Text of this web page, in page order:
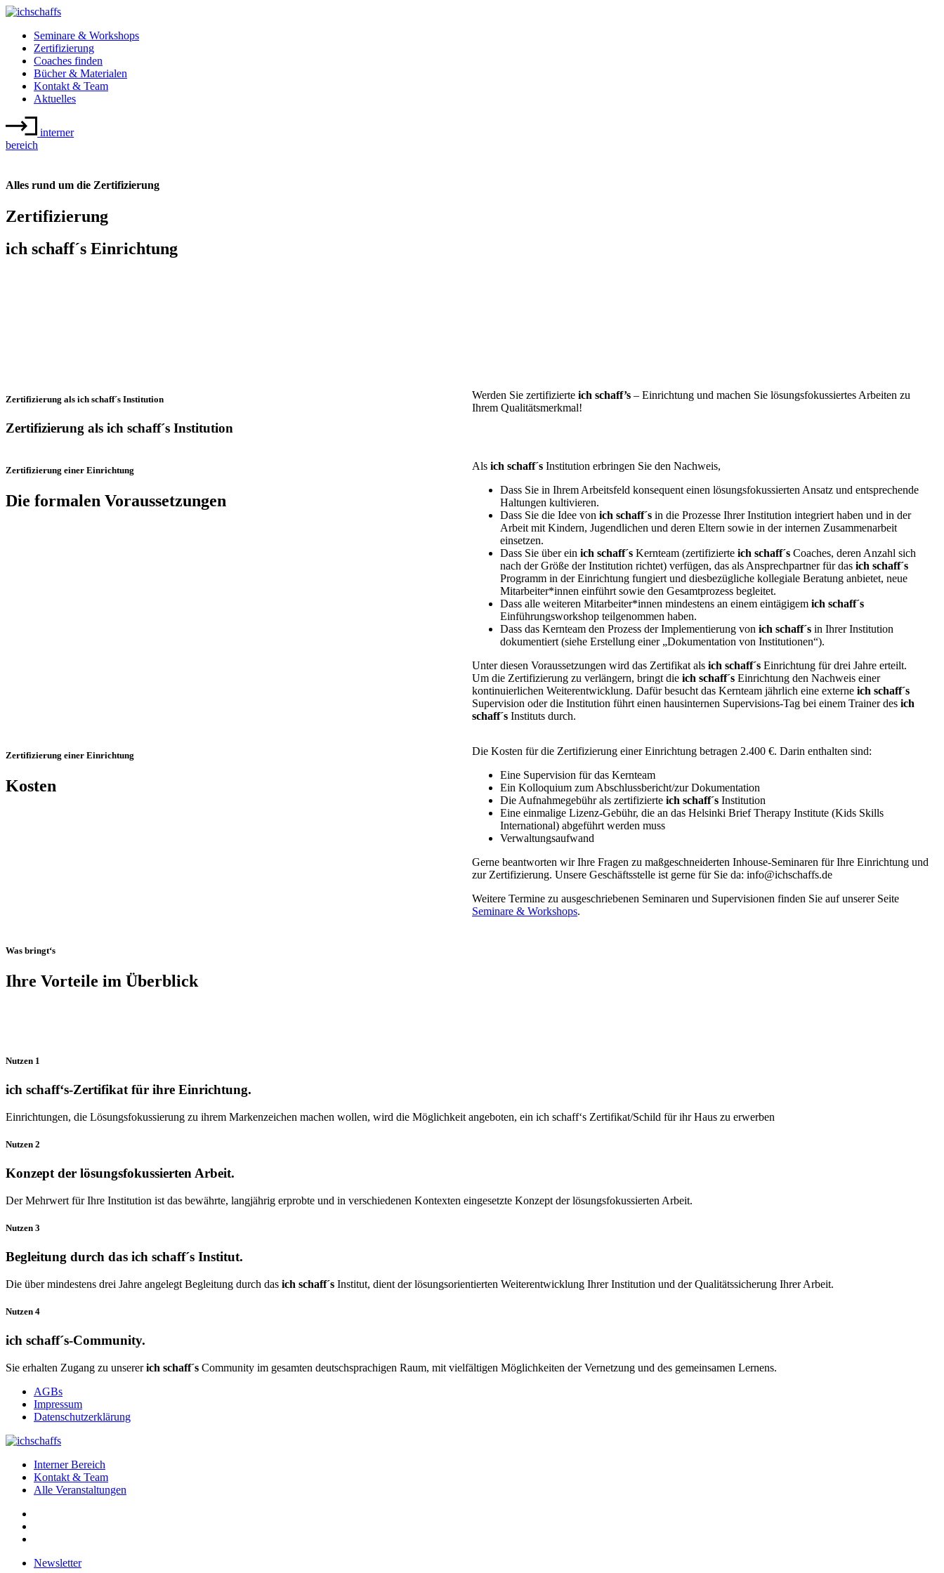
Seminare & Workshops
Zertifizierung
Coaches finden
Bücher & Materialen
Kontakt & Team
Aktuelles
interner
bereich
Alles rund um die Zertifizierung
Zertifizierung
ich schaff´s Einrichtung
Zertifizierung als ich schaff´s Institution
Zertifizierung als ich schaff´s Institution
Werden Sie zertifizierte ich schaff’s – Einrichtung und machen Sie lösungsfokussiertes Arbeiten zu
Ihrem Qualitätsmerkmal!
Zertifizierung einer Einrichtung
Die formalen Voraussetzungen
Als ich schaff´s Institution erbringen Sie den Nachweis,
Dass Sie in Ihrem Arbeitsfeld konsequent einen lösungsfokussierten Ansatz und entsprechende
Haltungen kultivieren.
Dass Sie die Idee von ich schaff´s in die Prozesse Ihrer Institution integriert haben und in der
Arbeit mit Kindern, Jugendlichen und deren Eltern sowie in der internen Zusammenarbeit
einsetzen.
Dass Sie über ein ich schaff´s Kernteam (zertifizierte ich schaff´s Coaches, deren Anzahl sich
nach der Größe der Institution richtet) verfügen, das als Ansprechpartner für das ich schaff´s
Programm in der Einrichtung fungiert und diesbezügliche kollegiale Beratung anbietet, neue
Mitarbeiter*innen einführt sowie den Gesamtprozess begleitet.
Dass alle weiteren Mitarbeiter*innen mindestens an einem eintägigem ich schaff´s
Einführungsworkshop teilgenommen haben.
Dass das Kernteam den Prozess der Implementierung von ich schaff´s in Ihrer Institution
dokumentiert (siehe Erstellung einer „Dokumentation von Institutionen“).
Unter diesen Voraussetzungen wird das Zertifikat als ich schaff´s Einrichtung für drei Jahre erteilt.
Um die Zertifizierung zu verlängern, bringt die ich schaff´s Einrichtung den Nachweis einer
kontinuierlichen Weiterentwicklung. Dafür besucht das Kernteam jährlich eine externe ich schaff´s
Supervision oder die Institution führt einen hausinternen Supervisions-Tag bei einem Trainer des ich
schaff´s Instituts durch.
Zertifizierung einer Einrichtung
Kosten
Die Kosten für die Zertifizierung einer Einrichtung betragen 2.400 €. Darin enthalten sind:
Eine Supervision für das Kernteam
Ein Kolloquium zum Abschlussbericht/zur Dokumentation
Die Aufnahmegebühr als zertifizierte ich schaff´s Institution
Eine einmalige Lizenz-Gebühr, die an das Helsinki Brief Therapy Institute (Kids Skills
International) abgeführt werden muss
Verwaltungsaufwand
Gerne beantworten wir Ihre Fragen zu maßgeschneiderten Inhouse-Seminaren für Ihre Einrichtung und
zur Zertifizierung. Unsere Geschäftsstelle ist gerne für Sie da: info@ichschaffs.de
Weitere Termine zu ausgeschriebenen Seminaren und Supervisionen finden Sie auf unserer Seite
Seminare & Workshops.
Was bringt‘s
Ihre Vorteile im Überblick
Nutzen 1
ich schaff‘s-Zertifikat für ihre Einrichtung.
Einrichtungen, die Lösungsfokussierung zu ihrem Markenzeichen machen wollen, wird die Möglichkeit angeboten, ein ich schaff‘s Zertifikat/Schild für ihr Haus zu erwerben
Nutzen 2
Konzept der lösungsfokussierten Arbeit.
Der Mehrwert für Ihre Institution ist das bewährte, langjährig erprobte und in verschiedenen Kontexten eingesetzte Konzept der lösungsfokussierten Arbeit.
Nutzen 3
Begleitung durch das ich schaff´s Institut.
Die über mindestens drei Jahre angelegt Begleitung durch das ich schaff´s Institut, dient der lösungsorientierten Weiterentwicklung Ihrer Institution und der Qualitätssicherung Ihrer Arbeit.
Nutzen 4
ich schaff´s-Community.
Sie erhalten Zugang zu unsererich schaff´s Community im gesamten deutschsprachigen Raum, mit vielfältigen Möglichkeiten der Vernetzung und des gemeinsamen Lernens.
AGBs
Impressum
Datenschutzerklärung
Interner Bereich
Kontakt & Team
Alle Veranstaltungen
Newsletter